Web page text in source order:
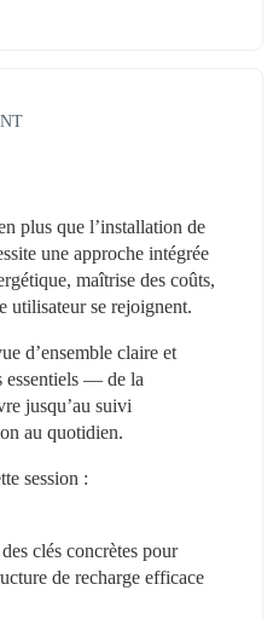
plus que l’installation de
une approche intégrée
maîtrise des coûts,
utilisateur se rejoignent.
d’ensemble claire et
essentiels — de la
jusqu’au suivi
au quotidien.
session :
clés concrètes pour
de recharge efficace